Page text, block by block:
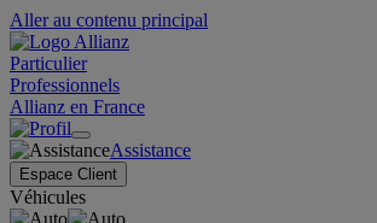
Aller au contenu principal
Particulier
Professionnels
Allianz en France
Assistance
Espace Client
Véhicules